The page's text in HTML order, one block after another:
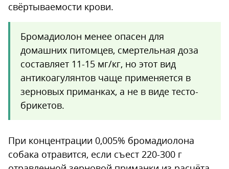
свёртываемости крови.
Бромадиолон менее опасен для
домашних питомцев, смертельная доза
составляет 11-15 мг/кг, но этот вид
антикоагулянтов чаще применяется в
зерновых приманках, а не в виде тесто-
брикетов.
При концентрации 0,005% бромадиолона
собака отравится, если съест 220-300 г